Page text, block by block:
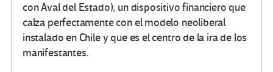
con Aval del Estado), un dispositivo financiero que
calza perfectamente con el modelo neoliberal
instalado en Chile y que es el centro de la ira de los
manifestantes.